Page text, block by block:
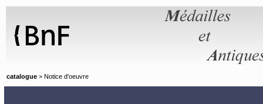
catalogue > Notice d'oeuvre